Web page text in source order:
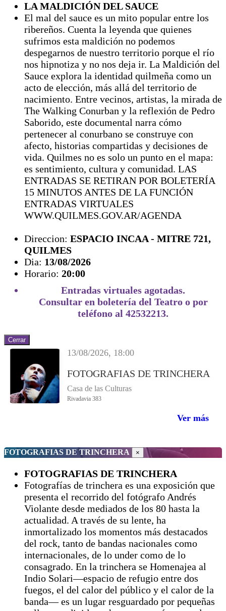
LA MALDICIÓN DEL SAUCE
El mal del sauce es un mito popular entre los
ribereños. Cuenta la leyenda que quienes
sufrimos esta maldición no podemos
despegarnos de nuestro territorio porque el río
nos hipnotiza y no nos deja ir. La Maldición del
Sauce explora la identidad quilmeña como un
acto de elección, más allá del territorio de
nacimiento. Entre vecinos, artistas, la mirada de
The Walking Conurban y la reflexión de Pedro
Saborido, este documental narra cómo
pertenecer al conurbano se construye con
afecto, historias compartidas y decisiones de
vida. Quilmes no es solo un punto en el mapa:
es sentimiento, cultura y comunidad. LAS
ENTRADAS SE RETIRAN POR BOLETERÍA
15 MINUTOS ANTES DE LA FUNCIÓN
ENTRADAS VIRTUALES
WWW.QUILMES.GOV.AR/AGENDA
Direccion: ESPACIO INCAA - MITRE 721,
QUILMES
Dia: 13/08/2026
Horario: 20:00
Entradas virtuales agotadas.
Consultar en boletería del Teatro o por
teléfono al 42532213.
Cerrar
13/08/2026, 18:00
FOTOGRAFIAS DE TRINCHERA
Casa de las Culturas
Rivadavia 383
Ver más
FOTOGRAFIAS DE TRINCHERA ×
FOTOGRAFIAS DE TRINCHERA
Fotografías de trinchera es una exposición que
presenta el recorrido del fotógrafo Andrés
Violante desde mediados de los 80 hasta la
actualidad. A través de su lente, ha
inmortalizado los momentos más destacados
del rock, tanto de bandas nacionales como
internacionales, de lo under como de lo
consagrado. En la trinchera se Homenajea al
Indio Solari—espacio de refugio entre dos
fuegos, el del calor del público y el calor de la
banda— es un lugar resguardado por pequeñas